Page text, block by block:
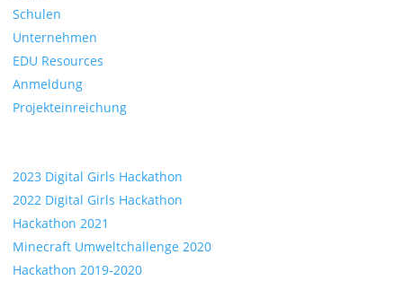
Schulen
Unternehmen
EDU Resources
Anmeldung
Projekteinreichung
2023 Digital Girls Hackathon
2022 Digital Girls Hackathon
Hackathon 2021
Minecraft Umweltchallenge 2020
Hackathon 2019-2020